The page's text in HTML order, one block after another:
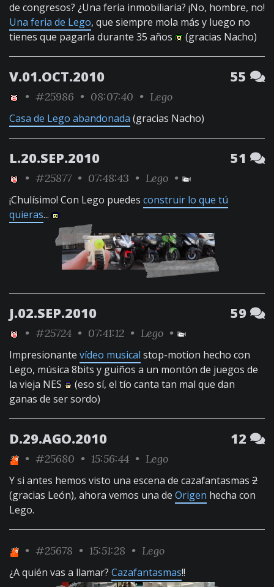
de congresos? ¿Una feria inmobiliaria? ¡No, hombre, no!
Una feria de Lego, que siempre mola más y luego no
tienes que pagarla durante 35 años
(gracias Nacho)
V.01.OCT.2010 55
• #25986 • 08:07:40 • Lego
Casa de Lego abandonada (gracias Nacho)
L.20.SEP.2010 51
• #25877 • 07:48:43 • Lego •
¡Chulísimo! Con Lego puedes construir lo que tú
quieras...
J.02.SEP.2010 59
• #25724 • 07:41:12 • Lego •
Impresionante vídeo musical stop-motion hecho con
Lego, música 8bits y guiños a un montón de juegos de
la vieja NES
(eso sí, el tío canta tan mal que dan
ganas de ser sordo)
D.29.AGO.2010 12
• #25680 • 15:56:44 • Lego
Y si antes hemos visto una escena de cazafantasmas 2
(gracias León), ahora vemos una de Origen hecha con
Lego.
• #25678 • 15:51:28 • Lego
¿A quién vas a llamar? Cazafantasmas!!